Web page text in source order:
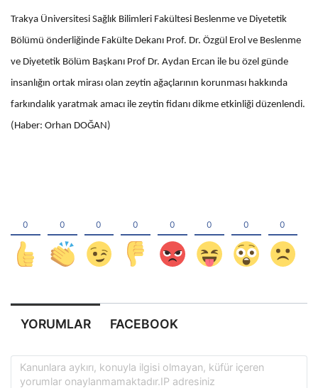
Trakya Üniversitesi Sağlık Bilimleri Fakültesi Beslenme ve Diyetetik
Bölümü önderliğinde Fakülte Dekanı Prof. Dr. Özgül Erol ve Beslenme
ve Diyetetik Bölüm Başkanı Prof Dr. Aydan Ercan ile bu özel günde
insanlığın ortak mirası olan zeytin ağaçlarının korunması hakkında
farkındalık yaratmak amacı ile zeytin fidanı dikme etkinliği düzenlendi.
(Haber: Orhan DOĞAN)
YORUMLAR FACEBOOK